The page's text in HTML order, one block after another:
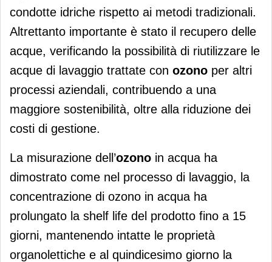
condotte idriche rispetto ai metodi tradizionali.
Altrettanto importante è stato il recupero delle
acque, verificando la possibilità di riutilizzare le
acque di lavaggio trattate con ozono per altri
processi aziendali, contribuendo a una
maggiore sostenibilità, oltre alla riduzione dei
costi di gestione.
La misurazione dell’ozono in acqua ha
dimostrato come nel processo di lavaggio, la
concentrazione di ozono in acqua ha
prolungato la shelf life del prodotto fino a 15
giorni, mantenendo intatte le proprietà
organolettiche e al quindicesimo giorno la